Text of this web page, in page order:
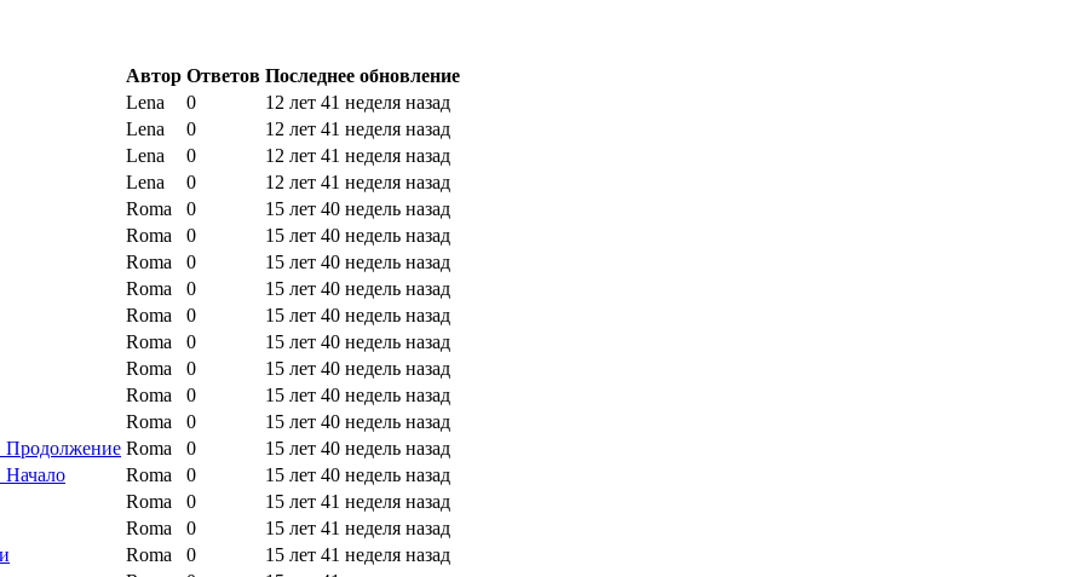
Автор Ответов Последнее обновление
Lena 0
12 лет 41 неделя назад
Lena 0
12 лет 41 неделя назад
Lena 0
12 лет 41 неделя назад
Lena 0
12 лет 41 неделя назад
Roma 0
15 лет 40 недель назад
Roma 0
15 лет 40 недель назад
Roma 0
15 лет 40 недель назад
Roma 0
15 лет 40 недель назад
Roma 0
15 лет 40 недель назад
Roma 0
15 лет 40 недель назад
Roma 0
15 лет 40 недель назад
Roma 0
15 лет 40 недель назад
Roma 0
15 лет 40 недель назад
Продолжение Roma 0
15 лет 40 недель назад
Начало Roma 0
15 лет 40 недель назад
Roma 0
15 лет 41 неделя назад
Roma 0
15 лет 41 неделя назад
Roma 0
15 лет 41 неделя назад